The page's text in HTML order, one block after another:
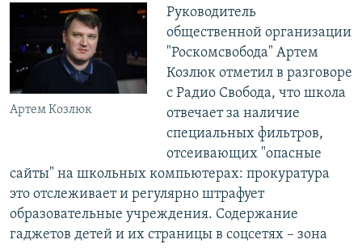
Артем Козлюк
Руководитель
общественной организации
"Роскомсвобода" Артем
Козлюк отметил в разговоре
с Радио Свобода, что школа
отвечает за наличие
специальных фильтров,
отсеивающих "опасные
сайты" на школьных компьютерах: прокуратура
это отслеживает и регулярно штрафует
образовательные учреждения. Содержание
гаджетов детей и их страницы в соцсетях – зона